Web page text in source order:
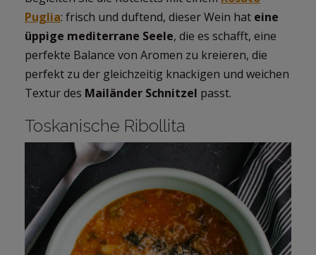
Puglia: frisch und duftend, dieser Wein hat eine
üppige mediterrane Seele, die es schafft, eine
perfekte Balance von Aromen zu kreieren, die
perfekt zu der gleichzeitig knackigen und weichen
Textur des Mailänder Schnitzel passt.
Toskanische Ribollita